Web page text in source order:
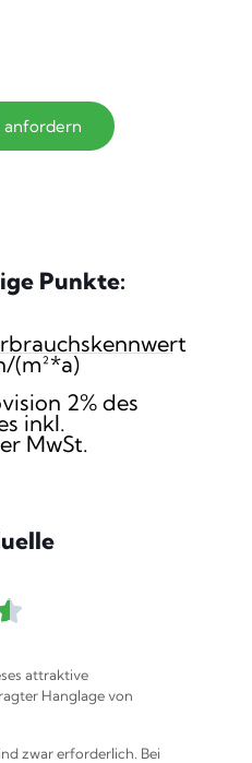
anfordern
Punkte:
(m²*a)
2% des
inkl.
MwSt.
attraktive
Hanglage von
zwar erforderlich. Bei